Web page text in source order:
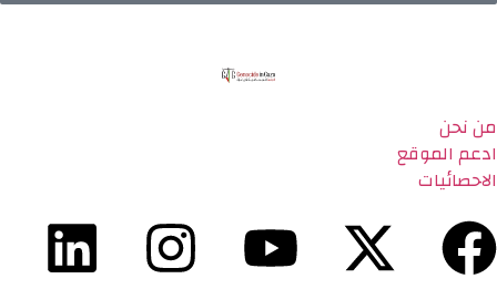
من نحن
ادعم الموقع
الاحصائيات